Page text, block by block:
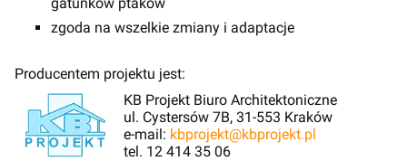
zgoda na wszelkie zmiany i adaptacje
Producentem projektu jest:
KB Projekt Biuro Architektoniczne
ul. Cystersów 7B, 31-553 Kraków
e-mail: kbprojekt@kbprojekt.pl
tel. 12 414 35 06